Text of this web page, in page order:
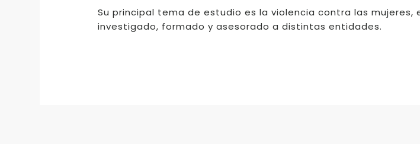
Su principal tema de estudio es la violencia contra las mujeres,
investigado, formado y asesorado a distintas entidades.